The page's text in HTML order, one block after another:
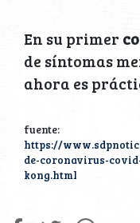
En su primer
de síntomas
ahora es
fuente:
https://
de-coronavirus-
kong.html